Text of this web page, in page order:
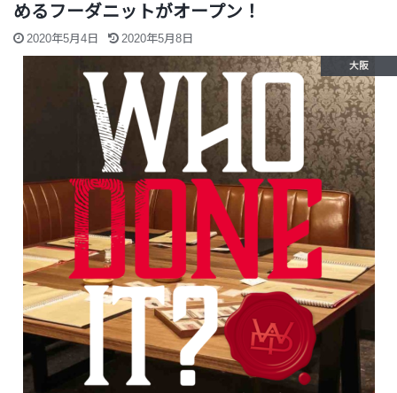
めるフーダニットがオープン！
2020年5月4日 2020年5月8日
大阪